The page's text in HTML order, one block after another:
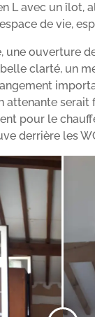
L avec un îlot,
de vie,
une ouverture
clarté, un
attenante serait
pour le
derrière les